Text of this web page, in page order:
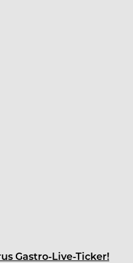
Gastro-Live-Ticker!